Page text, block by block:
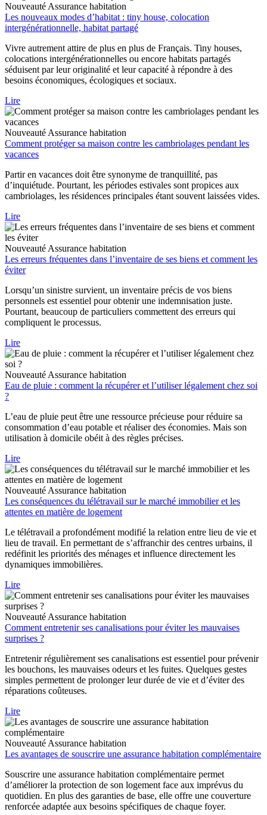
Nouveauté Assurance habitation
Les nouveaux modes d’habitat : tiny house, colocation
intergénérationnelle, habitat partagé
Vivre autrement attire de plus en plus de Français. Tiny houses,
colocations intergénérationnelles ou encore habitats partagés
séduisent par leur originalité et leur capacité à répondre à des
besoins économiques, écologiques et sociaux.
Lire
Nouveauté Assurance habitation
Comment protéger sa maison contre les cambriolages pendant les
vacances
Partir en vacances doit être synonyme de tranquillité, pas
d’inquiétude. Pourtant, les périodes estivales sont propices aux
cambriolages, les résidences principales étant souvent laissées vides.
Lire
Nouveauté Assurance habitation
Les erreurs fréquentes dans l’inventaire de ses biens et comment les
éviter
Lorsqu’un sinistre survient, un inventaire précis de vos biens
personnels est essentiel pour obtenir une indemnisation juste.
Pourtant, beaucoup de particuliers commettent des erreurs qui
compliquent le processus.
Lire
Nouveauté Assurance habitation
Eau de pluie : comment la récupérer et l’utiliser légalement chez soi
?
L’eau de pluie peut être une ressource précieuse pour réduire sa
consommation d’eau potable et réaliser des économies. Mais son
utilisation à domicile obéit à des règles précises.
Lire
Nouveauté Assurance habitation
Les conséquences du télétravail sur le marché immobilier et les
attentes en matière de logement
Le télétravail a profondément modifié la relation entre lieu de vie et
lieu de travail. En permettant de s’affranchir des centres urbains, il
redéfinit les priorités des ménages et influence directement les
dynamiques immobilières.
Lire
Nouveauté Assurance habitation
Comment entretenir ses canalisations pour éviter les mauvaises
surprises ?
Entretenir régulièrement ses canalisations est essentiel pour prévenir
les bouchons, les mauvaises odeurs et les fuites. Quelques gestes
simples permettent de prolonger leur durée de vie et d’éviter des
réparations coûteuses.
Lire
Nouveauté Assurance habitation
Les avantages de souscrire une assurance habitation complémentaire
Souscrire une assurance habitation complémentaire permet
d’améliorer la protection de son logement face aux imprévus du
quotidien. En plus des garanties de base, elle offre une couverture
renforcée adaptée aux besoins spécifiques de chaque foyer.